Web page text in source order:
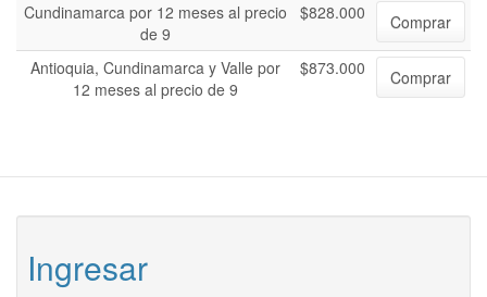
Cundinamarca por 12 meses al precio
de 9
$828.000 Comprar
Antioquia, Cundinamarca y Valle por
12 meses al precio de 9
$873.000 Comprar
Ingresar